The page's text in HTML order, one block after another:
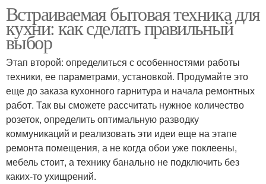
Встраиваемая бытовая техника для
кухни: как сделать правильный
выбор
Этап второй: определиться с особенностями работы
техники, ее параметрами, установкой. Продумайте это
еще до заказа кухонного гарнитура и начала ремонтных
работ. Так вы сможете рассчитать нужное количество
розеток, определить оптимальную разводку
коммуникаций и реализовать эти идеи еще на этапе
ремонта помещения, а не когда обои уже поклеены,
мебель стоит, а технику банально не подключить без
каких-то ухищрений.